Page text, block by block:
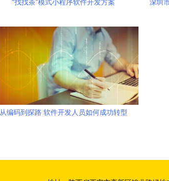
“找找茶”模式小程序软件开发方案
深圳
从编码到探路 软件开发人员如何成功转型